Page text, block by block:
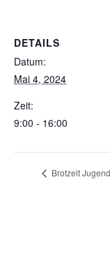
DETAILS
Datum:
Mai 4, 2024
Zeit:
9:00 - 16:00
Brotzeit